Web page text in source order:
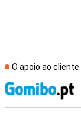
O apoio ao cliente